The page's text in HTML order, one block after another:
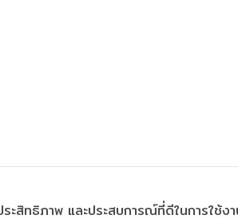
ระสิทธิภาพ และประสบการณ์ที่ดีในการใช้